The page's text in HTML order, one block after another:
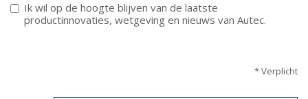
Ik wil op de hoogte blijven van de laatste
productinnovaties, wetgeving en nieuws van Autec.
* Verplicht